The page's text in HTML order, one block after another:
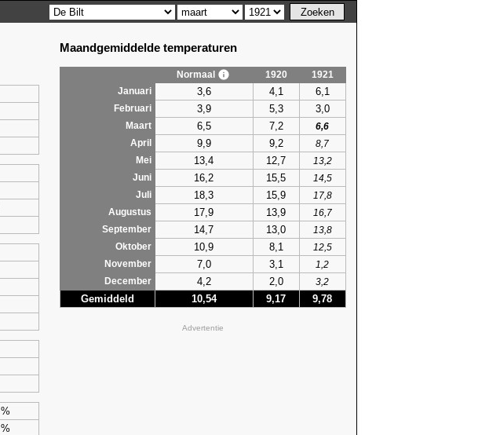
%
%
Maandgemiddelde temperaturen
Normaal 1920
1921
Januari
3,6 4,1 6,1
Februari 3,9 5,3 3,0
Maart 6,5 7,2
6,6
April
9,9 9,2
8,7
Mei
13,4 12,7
13,2
Juni
16,2 15,5
14,5
Juli
18,3 15,9
17,8
Augustus
17,9 13,9
16,7
September
14,7 13,0
13,8
Oktober
10,9 8,1
12,5
November
7,0 3,1
1,2
December
4,2 2,0 3,2
Gemiddeld 10,54 9,17 9,78
Advertentie